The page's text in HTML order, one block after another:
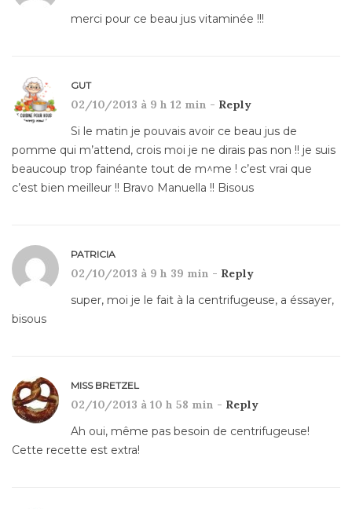
merci pour ce beau jus vitaminée !!!
GUT
02/10/2013 à 9 h 12 min - Reply
Si le matin je pouvais avoir ce beau jus de
pomme qui m’attend, crois moi je ne dirais pas non !! je suis
beaucoup trop fainéante tout de m^me ! c’est vrai que
c’est bien meilleur !! Bravo Manuella !! Bisous
PATRICIA
02/10/2013 à 9 h 39 min - Reply
super, moi je le fait à la centrifugeuse, a éssayer,
bisous
MISS BRETZEL
02/10/2013 à 10 h 58 min - Reply
Ah oui, même pas besoin de centrifugeuse!
Cette recette est extra!